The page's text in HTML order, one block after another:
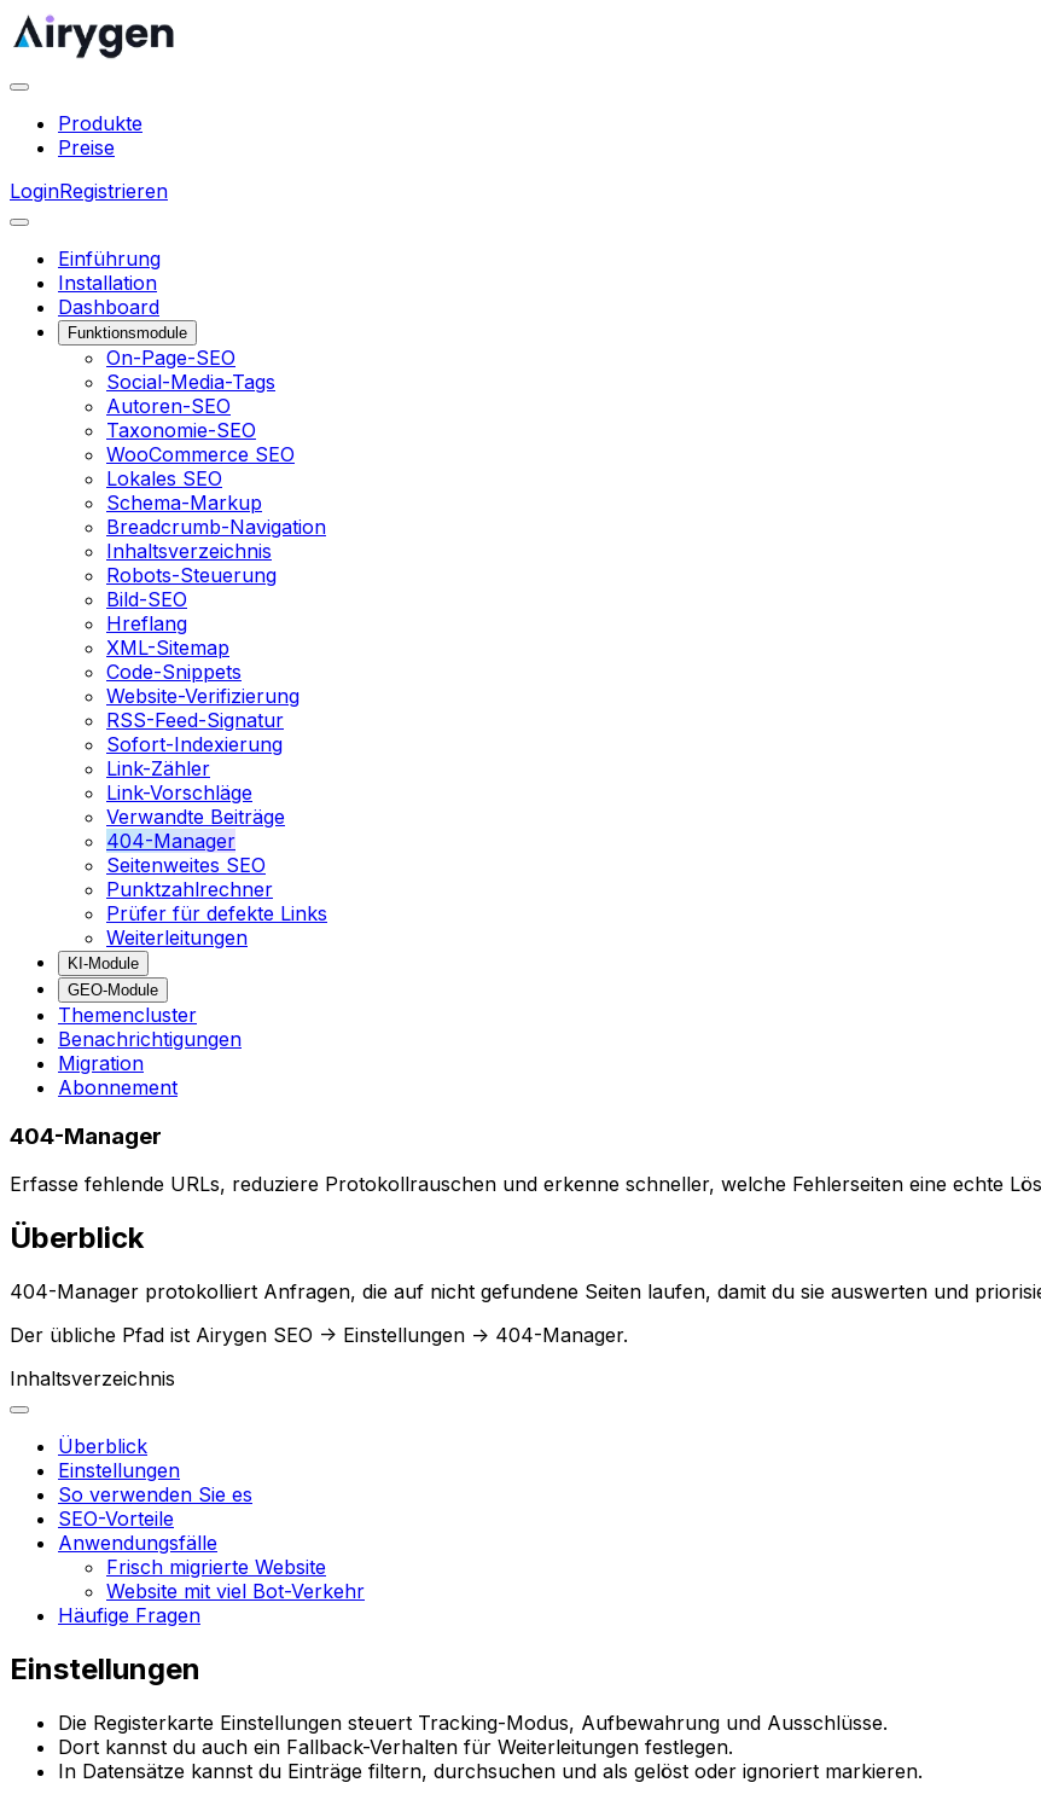
Produkte
Preise
LoginRegistrieren
Einführung
Installation
Dashboard
Funktionsmodule
On-Page-SEO
Social-Media-Tags
Autoren-SEO
Taxonomie-SEO
WooCommerce SEO
Lokales SEO
Schema-Markup
Breadcrumb-Navigation
Inhaltsverzeichnis
Robots-Steuerung
Bild-SEO
Hreflang
XML-Sitemap
Code-Snippets
Website-Verifizierung
RSS-Feed-Signatur
Sofort-Indexierung
Link-Zähler
Link-Vorschläge
Verwandte Beiträge
404-Manager
Seitenweites SEO
Punktzahlrechner
Prüfer für defekte Links
Weiterleitungen
KI-Module
GEO-Module
Themencluster
Benachrichtigungen
Migration
Abonnement
404-Manager
Erfasse fehlende URLs, reduziere Protokollrauschen und erkenne schneller, welche Fehlerseiten eine echte
Überblick
404-Manager protokolliert Anfragen, die auf nicht gefundene Seiten laufen, damit du sie auswerten und
Der übliche Pfad ist Airygen SEO -> Einstellungen -> 404-Manager.
Inhaltsverzeichnis
Überblick
Einstellungen
So verwenden Sie es
SEO-Vorteile
Anwendungsfälle
Frisch migrierte Website
Website mit viel Bot-Verkehr
Häufige Fragen
Einstellungen
Die Registerkarte Einstellungen steuert Tracking-Modus, Aufbewahrung und Ausschlüsse.
Dort kannst du auch ein Fallback-Verhalten für Weiterleitungen festlegen.
In Datensätze kannst du Einträge filtern, durchsuchen und als gelöst oder ignoriert markieren.